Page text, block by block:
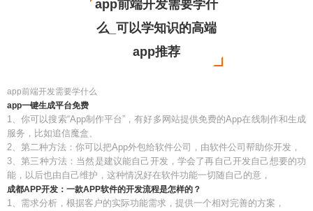
app前端开发需要学什
么_可以学知识的高端
app推荐
app前端开发需要学什么
app一键生成平台免费
1、你可以搜索“App制作平台”，有好多网站提供免费的App在线制作和生成
服务，比如追信魔盒、
2、第二种方法：你可以把App外包给软件公司，由软件公司帮助你开发，
3、第三种方法：当然是建议能自己开发，学会了再自己开发自己想要的功
能，以后也由自己维护，这种情况好在软件功能一切随自己的意，
成都APP开发：一款APP软件的开发流程是怎样的？
1、需求分析，根据客户的实际功能需求，提供一个相对完善的方案，